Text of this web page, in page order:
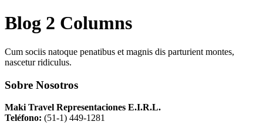
Blog 2 Columns
Cum sociis natoque penatibus et magnis dis parturient montes,
nascetur ridiculus.
Sobre Nosotros
Maki Travel Representaciones E.I.R.L.
Teléfono: (51-1) 449-1281